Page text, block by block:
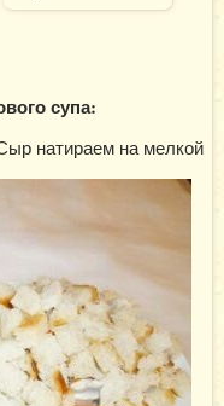
супа:
натираем на мелкой